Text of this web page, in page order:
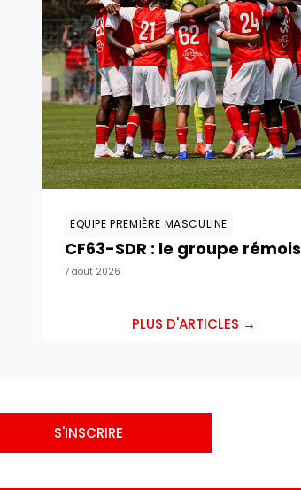
EQUIPE PREMIÈRE MASCULINE
CF63-SDR : le groupe rémois
7 août 2026
PLUS D'ARTICLES →
S'INSCRIRE